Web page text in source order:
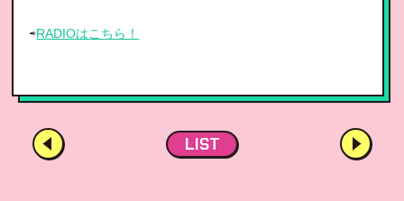
⇨RADIOはこちら！
LIST